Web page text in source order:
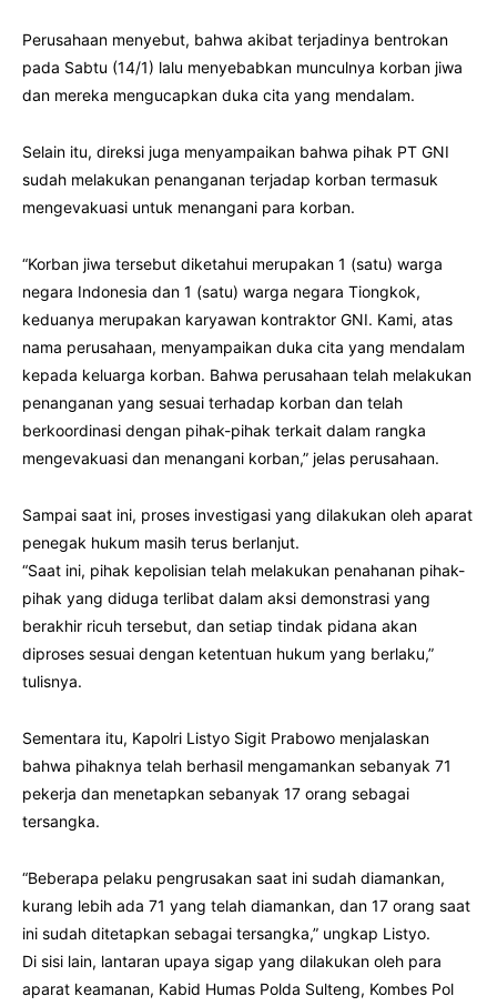
Perusahaan menyebut, bahwa akibat terjadinya bentrokan
pada Sabtu (14/1) lalu menyebabkan munculnya korban jiwa
dan mereka mengucapkan duka cita yang mendalam.
Selain itu, direksi juga menyampaikan bahwa pihak PT GNI
sudah melakukan penanganan terjadap korban termasuk
mengevakuasi untuk menangani para korban.
“Korban jiwa tersebut diketahui merupakan 1 (satu) warga
negara Indonesia dan 1 (satu) warga negara Tiongkok,
keduanya merupakan karyawan kontraktor GNI. Kami, atas
nama perusahaan, menyampaikan duka cita yang mendalam
kepada keluarga korban. Bahwa perusahaan telah melakukan
penanganan yang sesuai terhadap korban dan telah
berkoordinasi dengan pihak-pihak terkait dalam rangka
mengevakuasi dan menangani korban,” jelas perusahaan.
Sampai saat ini, proses investigasi yang dilakukan oleh aparat
penegak hukum masih terus berlanjut.
“Saat ini, pihak kepolisian telah melakukan penahanan pihak-
pihak yang diduga terlibat dalam aksi demonstrasi yang
berakhir ricuh tersebut, dan setiap tindak pidana akan
diproses sesuai dengan ketentuan hukum yang berlaku,”
tulisnya.
Sementara itu, Kapolri Listyo Sigit Prabowo menjalaskan
bahwa pihaknya telah berhasil mengamankan sebanyak 71
pekerja dan menetapkan sebanyak 17 orang sebagai
tersangka.
“Beberapa pelaku pengrusakan saat ini sudah diamankan,
kurang lebih ada 71 yang telah diamankan, dan 17 orang saat
ini sudah ditetapkan sebagai tersangka,” ungkap Listyo.
Di sisi lain, lantaran upaya sigap yang dilakukan oleh para
aparat keamanan, Kabid Humas Polda Sulteng, Kombes Pol